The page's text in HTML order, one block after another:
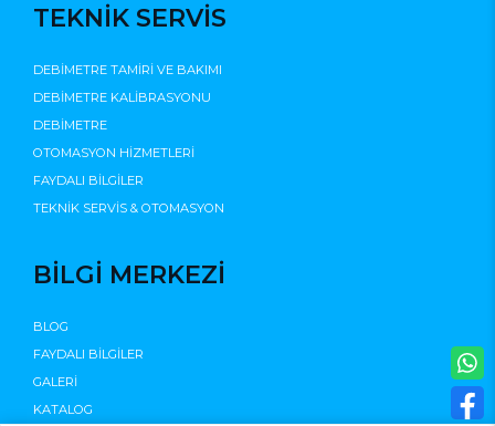
TEKNİK SERVİS
DEBİMETRE TAMİRİ VE BAKIMI
DEBİMETRE KALİBRASYONU
DEBİMETRE
OTOMASYON HİZMETLERİ
FAYDALI BİLGİLER
TEKNİK SERVİS & OTOMASYON
BİLGİ MERKEZİ
BLOG
FAYDALI BİLGİLER
GALERİ
KATALOG